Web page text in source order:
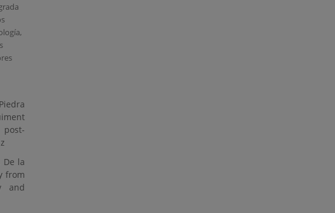
post-
De la
from
and